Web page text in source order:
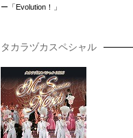
ー「Evolution！」
タカラヅカスペシャル